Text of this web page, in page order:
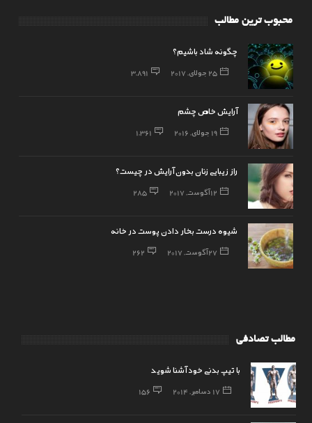
محبوب ترین مطالب
چگونه شاد باشیم؟
25 جولای, 2017 3,891
آرایش خاص چشم
19 جولای, 2016 1,361
راز زیبایی زنان بدون آرایش در چیست؟
12 آگوست, 2017 285
شیوه درست بخار دادن پوست در خانه
27 آگوست, 2017 262
مطالب تصادفی
با تیپ بدنی خود آشنا شوید
17 دسامبر, 2014 156